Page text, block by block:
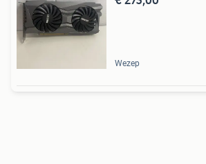
Wezep